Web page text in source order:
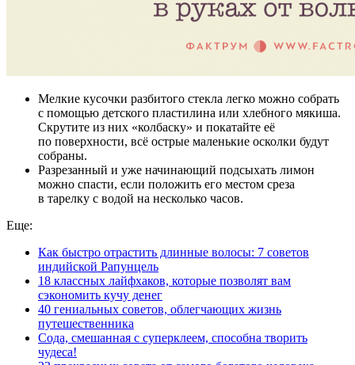
Мелкие кусочки разбитого стекла легко можно собрать
с помощью детского пластилина или хлебного мякиша.
Скрутите из них «колбаску» и покатайте её
по поверхности, всё острые маленькие осколки будут
собраны.
Разрезанный и уже начинающий подсыхать лимон
можно спасти, если положить его местом среза
в тарелку с водой на несколько часов.
Еще:
Как быстро отрастить длинные волосы: 7 советов
индийской Рапунцель
18 классных лайфхаков, которые позволят вам
сэкономить кучу денег
40 гениальных советов, облегчающих жизнь
путешественника
Сода, смешанная с суперклеем, способна творить
чудеса!